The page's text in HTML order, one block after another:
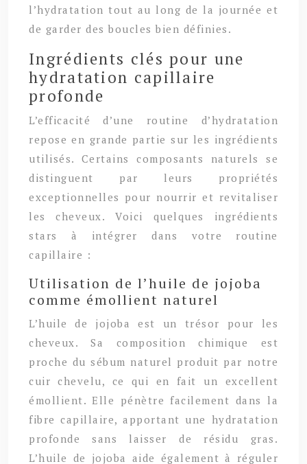
l’hydratation tout au long de la journée et
de garder des boucles bien définies.
Ingrédients clés pour une
hydratation capillaire
profonde
L’efficacité d’une routine d’hydratation
repose en grande partie sur les ingrédients
utilisés. Certains composants naturels se
distinguent par leurs propriétés
exceptionnelles pour nourrir et revitaliser
les cheveux. Voici quelques ingrédients
stars à intégrer dans votre routine
capillaire :
Utilisation de l’huile de jojoba
comme émollient naturel
L’huile de jojoba est un trésor pour les
cheveux. Sa composition chimique est
proche du sébum naturel produit par notre
cuir chevelu, ce qui en fait un excellent
émollient. Elle pénètre facilement dans la
fibre capillaire, apportant une hydratation
profonde sans laisser de résidu gras.
L’huile de jojoba aide également à réguler